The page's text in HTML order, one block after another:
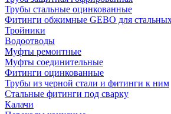
Трубы стальные оцинкованные
Фитинги обжимные GEBO для
Тройники
Водоотводы
Муфты ремонтные
Муфты соединительные
Фитинги оцинкованные
Трубы из черной стали и фитинги к ним
Стальные фитинги под сварку
Калачи